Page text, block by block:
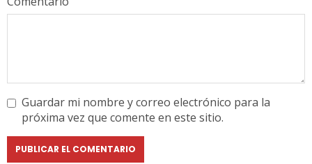
Guardar mi nombre y correo electrónico para la
próxima vez que comente en este sitio.